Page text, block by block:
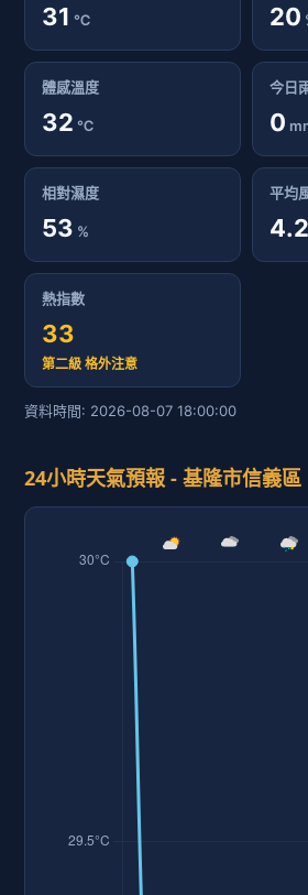
31 ℃ 20
體感溫度
32 ℃
今日
0
相對濕度
53 %
平均
4.2
熱指數
33
第二級 格外注意
資料時間: 2026-08-07 18:00:00
24小時天氣預報 - 基隆市信義區